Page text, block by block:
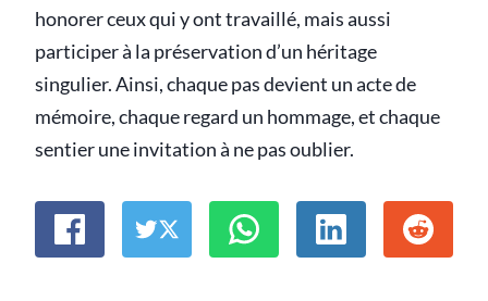
honorer ceux qui y ont travaillé, mais aussi
participer à la préservation d’un héritage
singulier. Ainsi, chaque pas devient un acte de
mémoire, chaque regard un hommage, et chaque
sentier une invitation à ne pas oublier.